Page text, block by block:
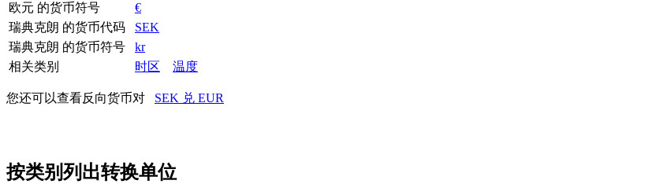
欧元 的货币符号
€
瑞典克朗 的货币代码
SEK
瑞典克朗 的货币符号
kr
相关类别
时区 温度
您还可以查看反向货币对 SEK 兑 EUR
按类别列出转换单位